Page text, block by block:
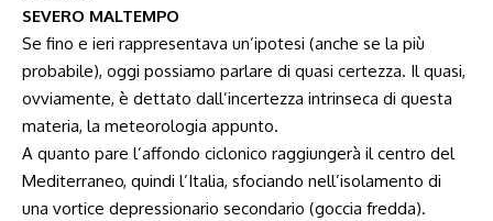
SEVERO MALTEMPO
Se fino e ieri rappresentava un’ipotesi (anche se la più
probabile), oggi possiamo parlare di quasi certezza. Il quasi,
ovviamente, è dettato dall’incertezza intrinseca di questa
materia, la meteorologia appunto.
A quanto pare l’affondo ciclonico raggiungerà il centro del
Mediterraneo, quindi l’Italia, sfociando nell’isolamento di
una vortice depressionario secondario (goccia fredda).